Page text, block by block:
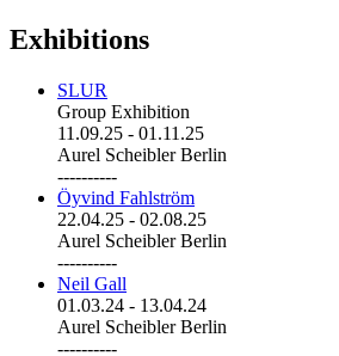
Exhibitions
SLUR
Group Exhibition
11.09.25 - 01.11.25
Aurel Scheibler Berlin
----------
Öyvind Fahlström
22.04.25 - 02.08.25
Aurel Scheibler Berlin
----------
Neil Gall
01.03.24 - 13.04.24
Aurel Scheibler Berlin
----------